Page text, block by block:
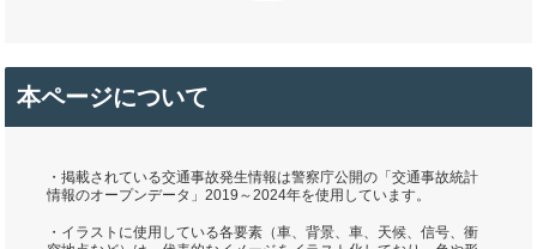
本ページについて
・掲載されている交通事故発生情報は警察庁公開の「交通事故統計
情報のオープンデータ」2019～2024年を使用しています。
・イラストに使用している各要素（車、背景、車、天候、信号、衝